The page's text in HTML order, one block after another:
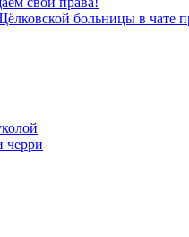
больницы в чате
черри